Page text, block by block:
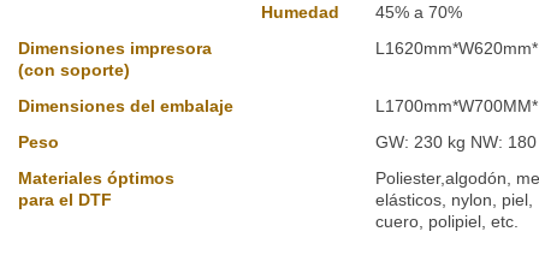
Humedad
45% a 70%
Dimensiones impresora
(con soporte)
Dimensiones del embalaje
Peso
GW: 230 kg NW:
Materiales óptimos
para el DTF
Poliester,algodón,
elásticos, nylon, piel,
cuero, polipiel, etc.